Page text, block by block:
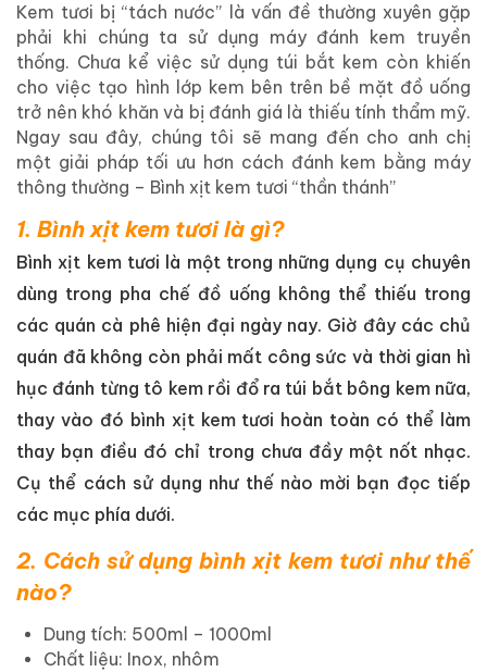
Kem tươi bị “tách nước” là vấn đề thường xuyên gặp
phải khi chúng ta sử dụng máy đánh kem truyền
thống. Chưa kể việc sử dụng túi bắt kem còn khiến
cho việc tạo hình lớp kem bên trên bề mặt đồ uống
trở nên khó khăn và bị đánh giá là thiếu tính thẩm mỹ.
Ngay sau đây, chúng tôi sẽ mang đến cho anh chị
một giải pháp tối ưu hơn cách đánh kem bằng máy
thông thường – Bình xịt kem tươi “thần thánh”
1. Bình xịt kem tươi là gì?
Bình xịt kem tươi là một trong những dụng cụ chuyên
dùng trong pha chế đồ uống không thể thiếu trong
các quán cà phê hiện đại ngày nay. Giờ đây các chủ
quán đã không còn phải mất công sức và thời gian hì
hục đánh từng tô kem rồi đổ ra túi bắt bông kem nữa,
thay vào đó bình xịt kem tươi hoàn toàn có thể làm
thay bạn điều đó chỉ trong chưa đầy một nốt nhạc.
Cụ thể cách sử dụng như thế nào mời bạn đọc tiếp
các mục phía dưới.
2. Cách sử dụng bình xịt kem tươi như thế
nào?
Dung tích: 500ml – 1000ml
Chất liệu: Inox, nhôm